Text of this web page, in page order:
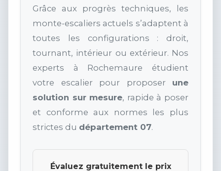
Grâce aux progrès techniques, les
monte-escaliers actuels s’adaptent à
toutes les configurations : droit,
tournant, intérieur ou extérieur. Nos
experts à Rochemaure étudient
votre escalier pour proposer une
solution sur mesure, rapide à poser
et conforme aux normes les plus
strictes du département 07.
Évaluez gratuitement le prix